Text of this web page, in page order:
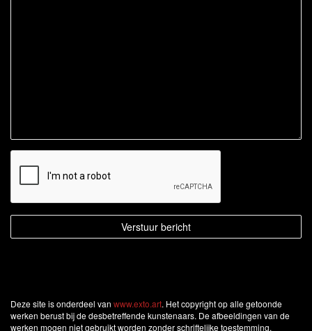
Deze site is onderdeel van www.exto.art. Het copyright op alle getoonde
werken berust bij de desbetreffende kunstenaars. De afbeeldingen van de
werken mogen niet gebruikt worden zonder schriftelijke toestemming.